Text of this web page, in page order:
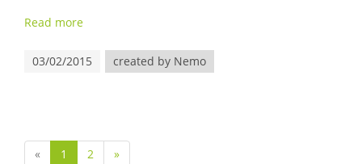
Read more
03/02/2015 created by Nemo
« 1 2 »